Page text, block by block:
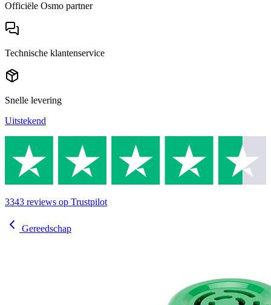
Officiële Osmo partner
Technische klantenservice
Snelle levering
Uitstekend
3343 reviews op Trustpilot
Gereedschap